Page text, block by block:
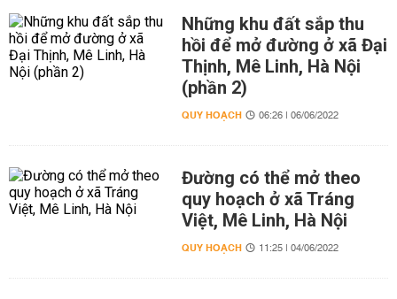
Những khu đất sắp thu
hồi để mở đường ở xã Đại
Thịnh, Mê Linh, Hà Nội
(phần 2)
QUY HOẠCH 06:26 | 06/06/2022
Đường có thể mở theo
quy hoạch ở xã Tráng
Việt, Mê Linh, Hà Nội
QUY HOẠCH 11:25 | 04/06/2022